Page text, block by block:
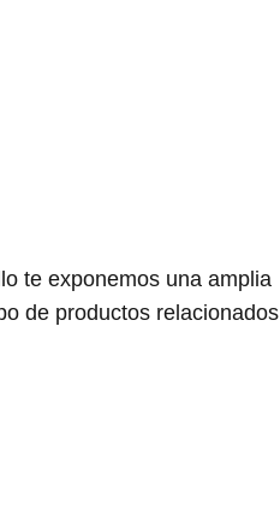
te exponemos una amplia
de productos relacionados